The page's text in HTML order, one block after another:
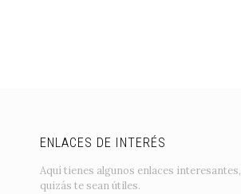
ENLACES DE INTERÉS
Aquí tienes algunos enlaces interesantes,
quizás te sean útiles.